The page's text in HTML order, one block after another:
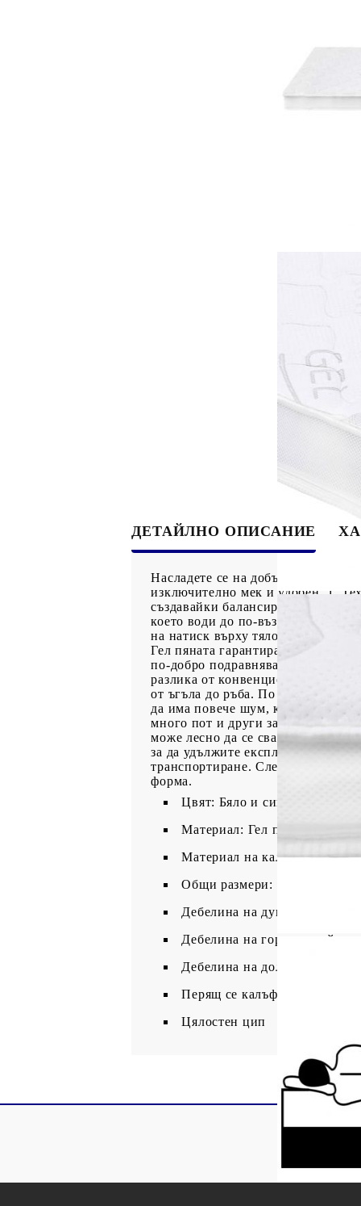
ДЕТАЙЛНО ОПИСАНИЕ
Насладете се на добър нощен сън
изключително мек и удобен. 1.
създавайки балансирана среда
което води до по-
на натиск върху тялото.
Гел пяната гарантира, че
по-добро подравняване на
разлика от конвенционалните
от ъгъла до ръба. По този начин
да има повече шум, когато се
много пот и други замърсители,
може лесно да се сваля, което
за да удължите
транспортиране. След отваряне
форма.
Цвят: Бяло и синьо
Материал: Гел пяна
Материал на калъфа: 39%
Общи размери: 100 x 200 x
Дебелина на дунапрена: 5 см
Дебелина на горния слой
Дебелина на долния слой
Перящ се калъф
Цялостен цип